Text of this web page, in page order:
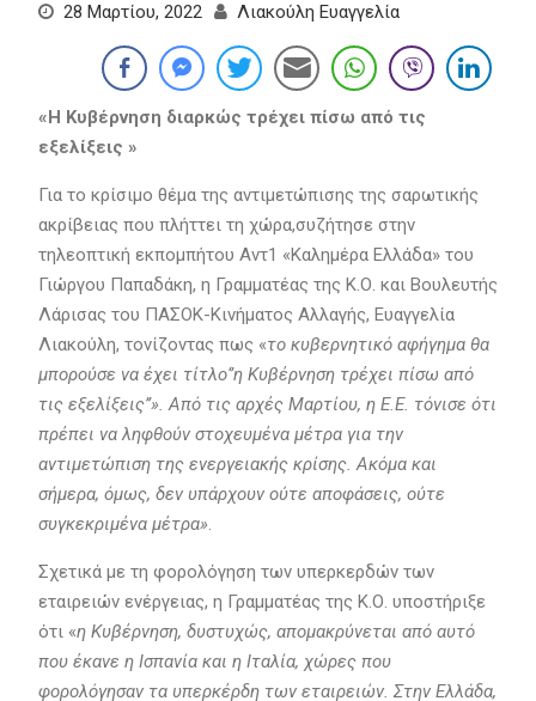
28 Μαρτίου, 2022 Λιακούλη Ευαγγελία
«Η Κυβέρνηση διαρκώς τρέχει πίσω από τις
εξελίξεις »
Για το κρίσιμο θέμα της αντιμετώπισης της σαρωτικής
ακρίβειας που πλήττει τη χώρα,συζήτησε στην
τηλεοπτική εκπομπήτου Αντ1 «Καλημέρα Ελλάδα» του
Γιώργου Παπαδάκη, η Γραμματέας της Κ.Ο. και Βουλευτής
Λάρισας του ΠΑΣΟΚ-Κινήματος Αλλαγής, Ευαγγελία
Λιακούλη, τονίζοντας πως «το κυβερνητικό αφήγημα θα
μπορούσε να έχει τίτλο‘’η Κυβέρνηση τρέχει πίσω από
τις εξελίξεις’’». Από τις αρχές Μαρτίου, η Ε.Ε. τόνισε ότι
πρέπει να ληφθούν στοχευμένα μέτρα για την
αντιμετώπιση της ενεργειακής κρίσης. Ακόμα και
σήμερα, όμως, δεν υπάρχουν ούτε αποφάσεις, ούτε
συγκεκριμένα μέτρα».
Σχετικά με τη φορολόγηση των υπερκερδών των
εταιρειών ενέργειας, η Γραμματέας της Κ.Ο. υποστήριξε
ότι «η Κυβέρνηση, δυστυχώς, απομακρύνεται από αυτό
που έκανε η Ισπανία και η Ιταλία, χώρες που
φορολόγησαν τα υπερκέρδη των εταιρειών. Στην Ελλάδα,